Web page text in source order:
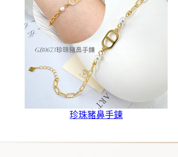
珍珠豬鼻手鍊